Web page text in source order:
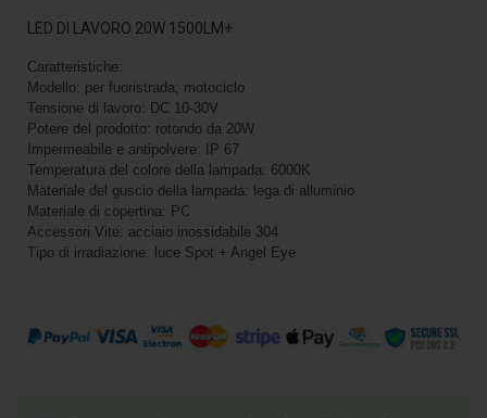
LED DI LAVORO 20W 1500LM+
Caratteristiche:
Modello: per fuoristrada; motociclo
Tensione di lavoro: DC 10-30V
Potere del prodotto: rotondo da 20W
Impermeabile e antipolvere: IP 67
Temperatura del colore della lampada: 6000K
Materiale del guscio della lampada: lega di alluminio
Materiale di copertina: PC
Accessori Vite: acciaio inossidabile 304
Tipo di irradiazione: luce Spot + Angel Eye